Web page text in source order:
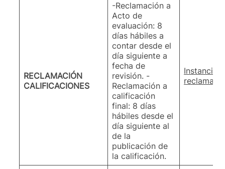
RECLAMACIÓN
CALIFICACIONES
-Reclamación a
Acto de
evaluación: 8
días hábiles a
contar desde el
día siguiente a
fecha de
revisión. -
Reclamación a
calificación
final: 8 días
hábiles desde el
día siguiente al
de la
publicación de
la calificación.
Instancias